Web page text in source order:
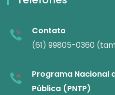
Contato
(61) 99805-0360
Programa Nacional
Pública (PNTP)